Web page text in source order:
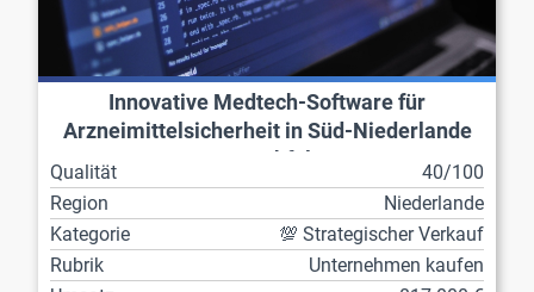
Innovative Medtech-Software für
Arzneimittelsicherheit in Süd-Niederlande
Qualität
40/100
Region
Niederlande
Kategorie
💯 Strategischer Verkauf
Rubrik
Unternehmen kaufen